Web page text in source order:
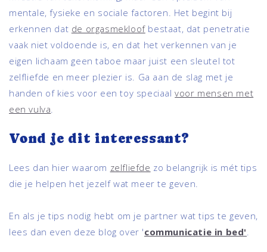
mentale, fysieke en sociale factoren. Het begint bij
erkennen dat de orgasmekloofbestaat, dat penetratie
vaak niet voldoende is, en dat het verkennen van je
eigen lichaam geen taboe maar juist een sleutel tot
zelfliefde en meer plezier is. Ga aan de slag met je
handen of kies voor een toy speciaalvoor mensen met
een vulva
Vond je dit interessant?
Lees dan hier waarom zelfliefde zo belangrijk is mét tips
die je helpen het jezelf wat meer te geven.
En als je tips nodig hebt om je partner wat tips te geven,
lees dan even deze blog over 'communicatie in bed'